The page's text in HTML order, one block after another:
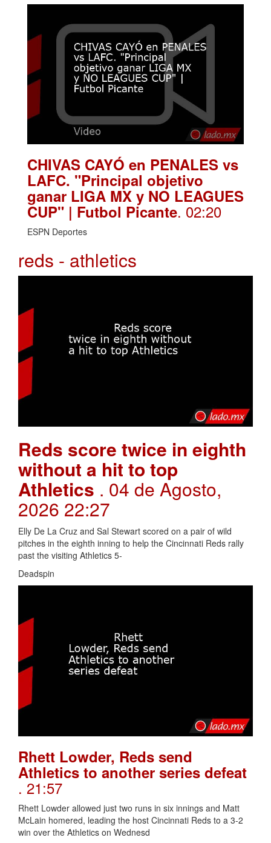
CHIVAS CAYÓ en PENALES vs
LAFC. "Principal objetivo
ganar LIGA MX y NO LEAGUES
CUP" | Futbol Picante. 02:20
ESPN Deportes
reds - athletics
Reds score twice in eighth
without a hit to top
Athletics . 04 de Agosto,
2026 22:27
Elly De La Cruz and Sal Stewart scored on a pair of wild
pitches in the eighth inning to help the Cincinnati Reds rally
past the visiting Athletics 5-
Deadspin
Rhett Lowder, Reds send
Athletics to another series defeat
. 21:57
Rhett Lowder allowed just two runs in six innings and Matt
McLain homered, leading the host Cincinnati Reds to a 3-2
win over the Athletics on Wednesd